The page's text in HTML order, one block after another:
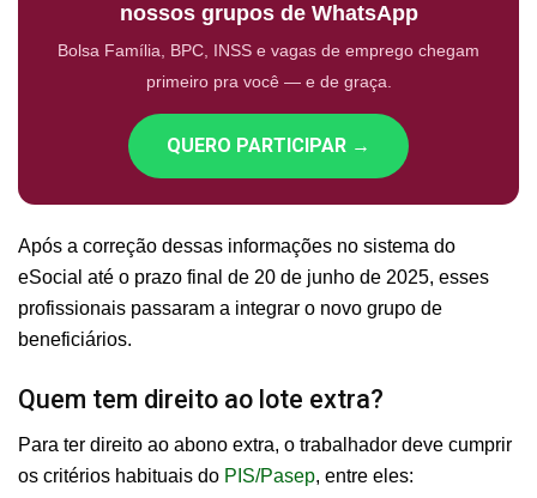
nossos grupos de WhatsApp
Bolsa Família, BPC, INSS e vagas de emprego chegam
primeiro pra você — e de graça.
QUERO PARTICIPAR →
Após a correção dessas informações no sistema do
eSocial até o prazo final de 20 de junho de 2025, esses
profissionais passaram a integrar o novo grupo de
beneficiários.
Quem tem direito ao lote extra?
Para ter direito ao abono extra, o trabalhador deve cumprir
os critérios habituais do PIS/Pasep, entre eles: